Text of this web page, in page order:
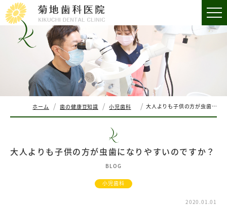
ホーム 歯の健康豆知識 小児歯科 大人よりも子供の方が虫歯になりやすいのですか？
大人よりも子供の方が虫歯になりやすいのですか？
BLOG
小児歯科
2020.01.01